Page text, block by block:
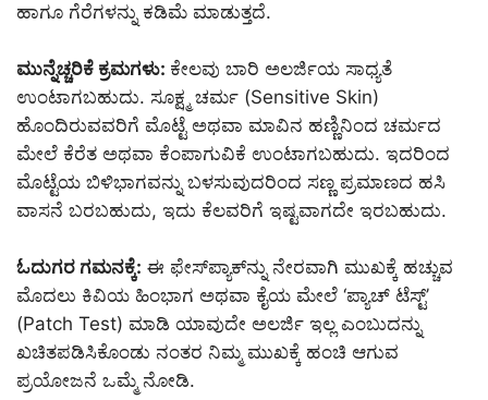
ಹಾಗೂ ಗೆರೆಗಳನ್ನು ಕಡಿಮೆ ಮಾಡುತ್ತದೆ.
ಮುನ್ನೆಚ್ಚರಿಕೆ ಕ್ರಮಗಳು: ಕೇಲವು ಬಾರಿ ಅಲರ್ಜಿಯ ಸಾಧ್ಯತೆ
ಉಂಟಾಗಬಹುದು. ಸೂಕ್ಷ್ಮ ಚರ್ಮ (Sensitive Skin)
ಹೊಂದಿರುವವರಿಗೆ ಮೊಟ್ಟೆ ಅಥವಾ ಮಾವಿನ ಹಣ್ಣಿನಿಂದ ಚರ್ಮದ
ಮೇಲೆ ಕೆರೆತ ಅಥವಾ ಕೆಂಪಾಗುವಿಕೆ ಉಂಟಾಗಬಹುದು. ಇದರಿಂದ
ಮೊಟ್ಟೆಯ ಬಿಳಿಭಾಗವನ್ನು ಬಳಸುವುದರಿಂದ ಸಣ್ಣ ಪ್ರಮಾಣದ ಹಸಿ
ವಾಸನೆ ಬರಬಹುದು, ಇದು ಕೆಲವರಿಗೆ ಇಷ್ಟವಾಗದೇ ಇರಬಹುದು.
ಓದುಗರ ಗಮನಕ್ಕೆ: ಈ ಫೇಸ್‌ಪ್ಯಾಕ್‌ನ್ನು ನೇರವಾಗಿ ಮುಖಕ್ಕೆ ಹಚ್ಚುವ
ಮೊದಲು ಕಿವಿಯ ಹಿಂಭಾಗ ಅಥವಾ ಕೈಯ ಮೇಲೆ ‘ಪ್ಯಾಚ್ ಟೆಸ್ಟ್’
(Patch Test) ಮಾಡಿ ಯಾವುದೇ ಅಲರ್ಜಿ ಇಲ್ಲ ಎಂಬುದನ್ನು
ಖಚಿತಪಡಿಸಿಕೊಂಡು ನಂತರ ನಿಮ್ಮ ಮುಖಕ್ಕೆ ಹಂಚಿ ಆಗುವ
ಪ್ರಯೋಜನೆ ಒಮ್ಮೆ ನೋಡಿ.